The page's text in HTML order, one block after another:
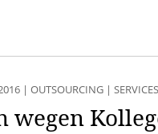
| OUTSOURCING | SERVICES
wegen